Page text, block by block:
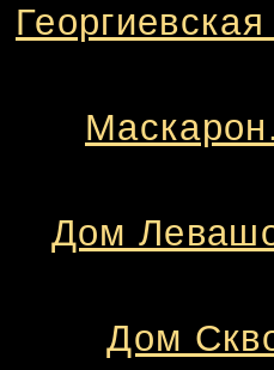
Дом
Дом